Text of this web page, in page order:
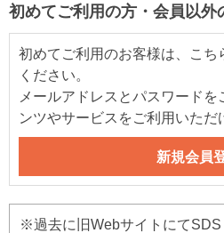
初めてご利用の方・会員以外
初めてご利用のお客様は、こち
ください。
メールアドレスとパスワード
ンツやサービスをご利用いただ
※過去に旧WebサイトにてSDS